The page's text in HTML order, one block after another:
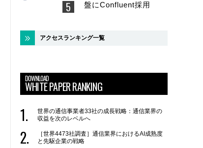
盤にConfluent採用
アクセスランキング一覧
DOWNLOAD
WHITE PAPER RANKING
世界の通信事業者33社の成長戦略：通信業界の
収益を次のレベルへ
［世界4473社調査］通信業界におけるAI成熟度
と先駆企業の戦略